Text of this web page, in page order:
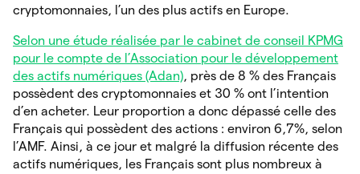
cryptomonnaies, l’un des plus actifs en Europe.
Selon une étude réalisée par le cabinet de conseil KPMG
pour le compte de l’Association pour le développement
des actifs numériques (Adan), près de 8 % des Français
possèdent des cryptomonnaies et 30 % ont l’intention
d’en acheter. Leur proportion a donc dépassé celle des
Français qui possèdent des actions : environ 6,7%, selon
l’AMF. Ainsi, à ce jour et malgré la diffusion récente des
actifs numériques, les Français sont plus nombreux à